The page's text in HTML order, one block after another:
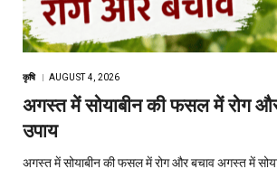
कृषि AUGUST 4, 2026
अगस्त में सोयाबीन की फसल में रोग
उपाय
अगस्त में सोयाबीन की फसल में रोग और बचाव अगस्त में